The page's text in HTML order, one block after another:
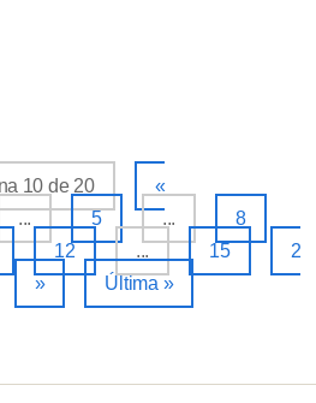
10 de 20
«
... 5 ...
8
12 ... 15
2
» Última »